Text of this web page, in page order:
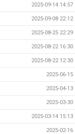
2025-09-14 14:57
2025-09-08 22:12
2025-08-25 22:29
2025-08-22 16:30
2025-08-22 12:30
2025-06-15
2025-04-13
2025-03-30
2025-03-14 15:13
2025-02-16